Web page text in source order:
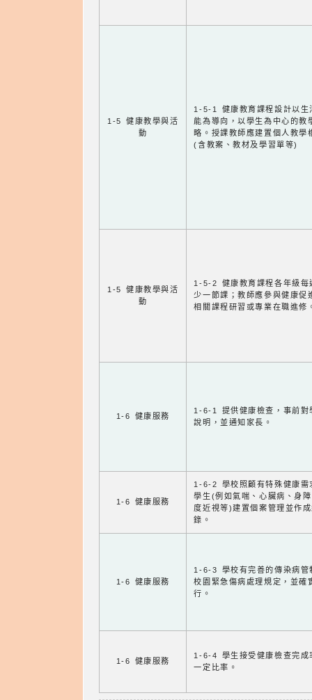
1-5 健康教學與活
動
1-5-1 健康教育課程設計以生
能為導向，以學生為中心的教
略。授課教師應建置個人教學
(含教案、教材及學習單等)
1-5 健康教學與活
動
1-5-2 健康教育課程各年級每
少一節課；教師應參與健康促
相關課程研習或專業在職進修
1-6 健康服務
1-6-1 提供健康檢查，事前對
說明，並通知家長。
1-6 健康服務
1-6-2 學校照顧有特殊健康需
學生(例如氣喘、心臟病、身
度近視等)建置個案管理並作
錄。
1-6 健康服務
1-6-3 學校有完善的傳染病管
校園緊急傷病處理規定，並確
行。
1-6 健康服務
1-6-4 學生接受健康檢查完成
一定比率。